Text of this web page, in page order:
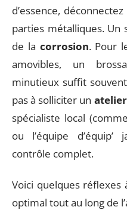
d’essence,
parties métalliques. Un
de la corrosion. Pour
amovibles, un
minutieux suffit
pas à solliciter un
spécialiste local
ou l’équipe
contrôle complet.
Voici quelques réflexes
optimal tout au long de